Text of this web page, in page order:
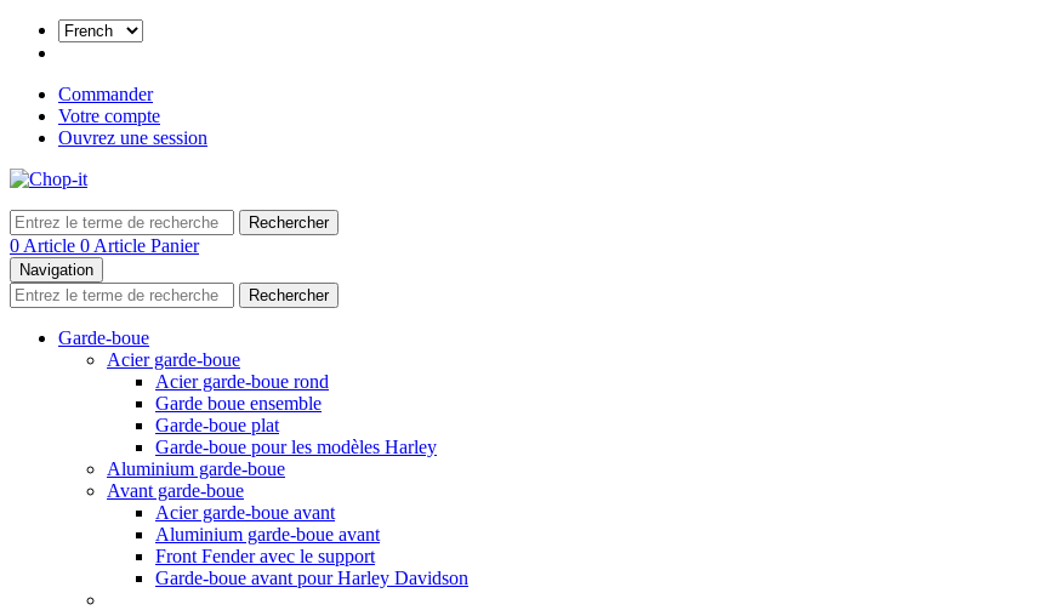
Commander
Votre compte
Ouvrez une session
Rechercher
0 Article 0 Article Panier
Navigation
Rechercher
Garde-boue
Acier garde-boue
Acier garde-boue rond
Garde boue ensemble
Garde-boue plat
Garde-boue pour les modèles Harley
Aluminium garde-boue
Avant garde-boue
Acier garde-boue avant
Aluminium garde-boue avant
Front Fender avec le support
Garde-boue avant pour Harley Davidson